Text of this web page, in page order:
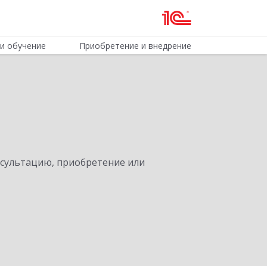
обучение Приобретение и внедрение
приобретение или